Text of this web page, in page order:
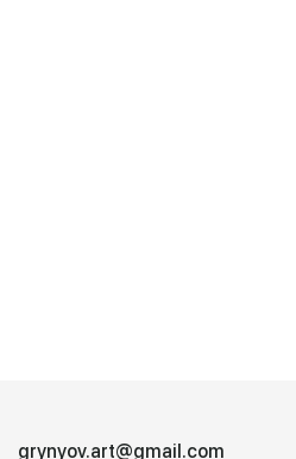
grynyov.art@gmail.com